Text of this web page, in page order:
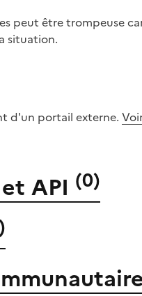
peut être trompeuse
situation.
d'un portail externe.
API (0)